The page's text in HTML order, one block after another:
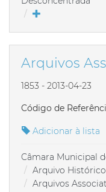
Arquivos
1853 - 2013-04-23
Código de
Adicionar à lista
Câmara Municipal
Arquivo
Arquivos